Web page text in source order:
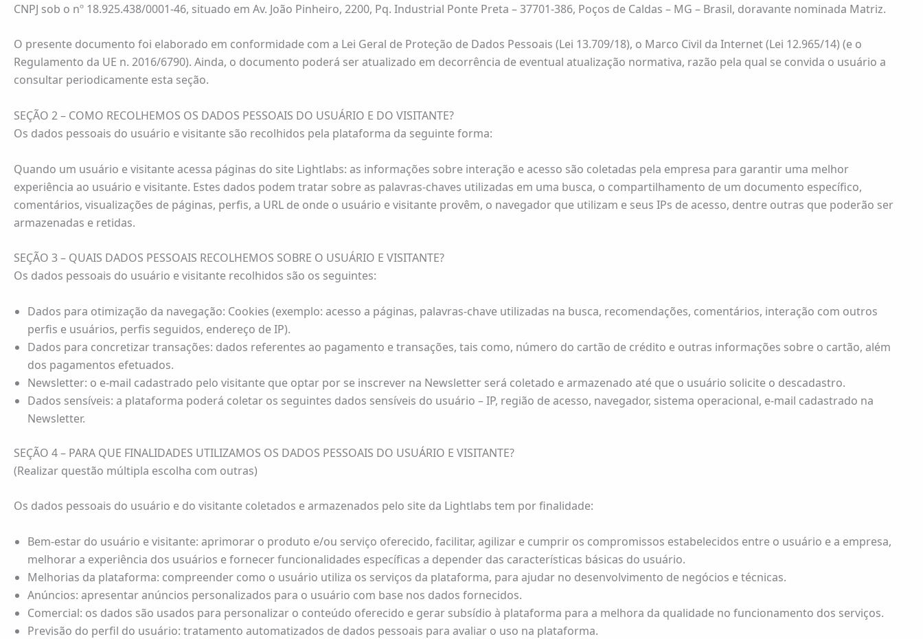
CNPJ sob o nº 18.925.438/0001-46, situado em Av. João Pinheiro, 2200, Pq. Industrial Ponte Preta – 37701-386, Poços de Caldas – MG – Brasil, doravante nominada Matriz.
O presente documento foi elaborado em conformidade com a Lei Geral de Proteção de Dados Pessoais (Lei 13.709/18), o Marco Civil da Internet (Lei 12.965/14) (e o
Regulamento da UE n. 2016/6790). Ainda, o documento poderá ser atualizado em decorrência de eventual atualização normativa, razão pela qual se convida o usuário a
consultar periodicamente esta seção.
SEÇÃO 2 – COMO RECOLHEMOS OS DADOS PESSOAIS DO USUÁRIO E DO VISITANTE?
Os dados pessoais do usuário e visitante são recolhidos pela plataforma da seguinte forma:
Quando um usuário e visitante acessa páginas do site Lightlabs: as informações sobre interação e acesso são coletadas pela empresa para garantir uma melhor
experiência ao usuário e visitante. Estes dados podem tratar sobre as palavras-chaves utilizadas em uma busca, o compartilhamento de um documento específico,
comentários, visualizações de páginas, perfis, a URL de onde o usuário e visitante provêm, o navegador que utilizam e seus IPs de acesso, dentre outras que poderão ser
armazenadas e retidas.
SEÇÃO 3 – QUAIS DADOS PESSOAIS RECOLHEMOS SOBRE O USUÁRIO E VISITANTE?
Os dados pessoais do usuário e visitante recolhidos são os seguintes:
Dados para otimização da navegação: Cookies (exemplo: acesso a páginas, palavras-chave utilizadas na busca, recomendações, comentários, interação com outros
perfis e usuários, perfis seguidos, endereço de IP).
Dados para concretizar transações: dados referentes ao pagamento e transações, tais como, número do cartão de crédito e outras informações sobre o cartão, além
dos pagamentos efetuados.
Newsletter: o e-mail cadastrado pelo visitante que optar por se inscrever na Newsletter será coletado e armazenado até que o usuário solicite o descadastro.
Dados sensíveis: a plataforma poderá coletar os seguintes dados sensíveis do usuário – IP, região de acesso, navegador, sistema operacional, e-mail cadastrado na
Newsletter.
SEÇÃO 4 – PARA QUE FINALIDADES UTILIZAMOS OS DADOS PESSOAIS DO USUÁRIO E VISITANTE?
(Realizar questão múltipla escolha com outras)
Os dados pessoais do usuário e do visitante coletados e armazenados pelo site da Lightlabs tem por finalidade:
Bem-estar do usuário e visitante: aprimorar o produto e/ou serviço oferecido, facilitar, agilizar e cumprir os compromissos estabelecidos entre o usuário e a empresa,
melhorar a experiência dos usuários e fornecer funcionalidades específicas a depender das características básicas do usuário.
Melhorias da plataforma: compreender como o usuário utiliza os serviços da plataforma, para ajudar no desenvolvimento de negócios e técnicas.
Anúncios: apresentar anúncios personalizados para o usuário com base nos dados fornecidos.
Comercial: os dados são usados para personalizar o conteúdo oferecido e gerar subsídio à plataforma para a melhora da qualidade no funcionamento dos serviços.
Previsão do perfil do usuário: tratamento automatizados de dados pessoais para avaliar o uso na plataforma.